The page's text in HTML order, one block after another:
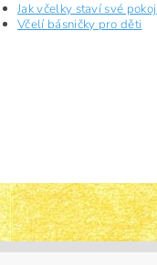
Jak včelky staví své
Včelí básničky pro děti